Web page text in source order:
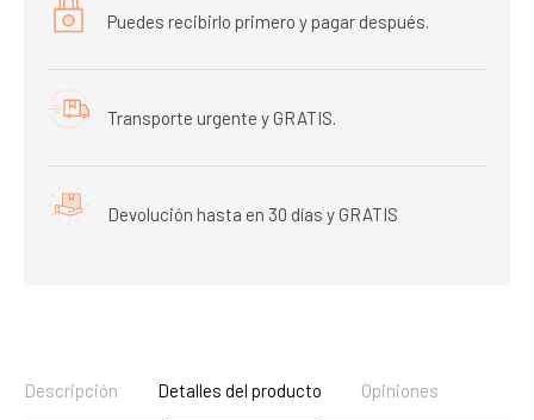
Puedes recibirlo primero y pagar después.
Transporte urgente y GRATIS.
Devolución hasta en 30 días y GRATIS
Descripción Detalles del producto Opiniones